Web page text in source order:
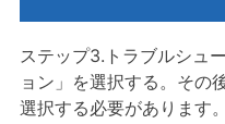
ステップ3.トラブルシュ
ョン」を選択する。その
選択する必要があります。